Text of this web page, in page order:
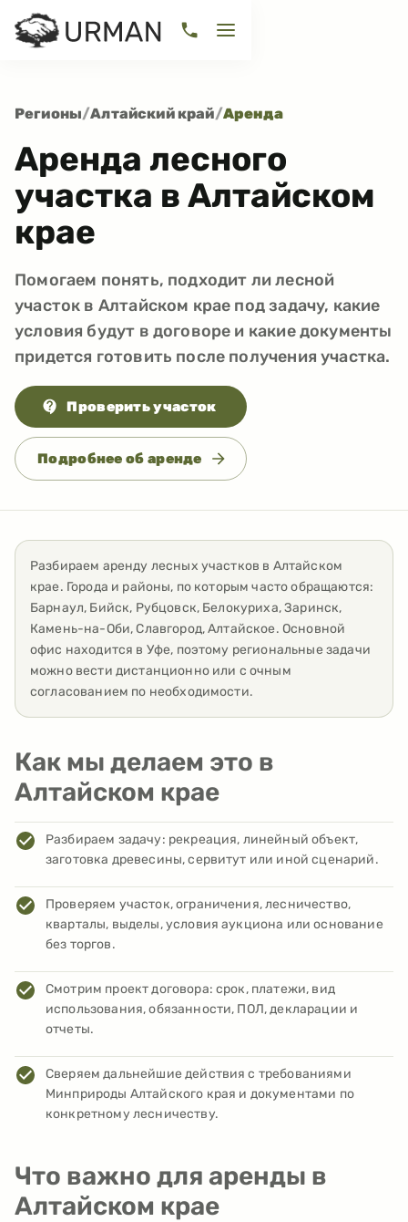
Регионы/Алтайский край/Аренда
Аренда лесного
участка в Алтайском
крае
Помогаем понять, подходит ли лесной
участок в Алтайском крае под задачу, какие
условия будут в договоре и какие документы
придется готовить после получения участка.
Проверить участок
Подробнее об аренде
Разбираем аренду лесных участков в Алтайском
крае. Города и районы, по которым часто обращаются:
Барнаул, Бийск, Рубцовск, Белокуриха, Заринск,
Камень-на-Оби, Славгород, Алтайское. Основной
офис находится в Уфе, поэтому региональные задачи
можно вести дистанционно или с очным
согласованием по необходимости.
Как мы делаем это в
Алтайском крае
Разбираем задачу: рекреация, линейный объект,
заготовка древесины, сервитут или иной сценарий.
Проверяем участок, ограничения, лесничество,
кварталы, выделы, условия аукциона или основание
без торгов.
Смотрим проект договора: срок, платежи, вид
использования, обязанности, ПОЛ, декларации и
отчеты.
Сверяем дальнейшие действия с требованиями
Минприроды Алтайского края и документами по
конкретному лесничеству.
Что важно для аренды в
Алтайском крае